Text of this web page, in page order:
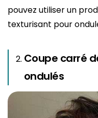
pouvez utiliser un
texturisant pour
Coupe carré
ondulés